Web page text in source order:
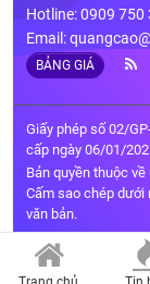
Hotline: 0909 750
Email:
BẢNG GIÁ
Giấy phép số 02/
cấp ngày 06/01/
Bản quyền thuộc
Cấm sao chép
văn bản.